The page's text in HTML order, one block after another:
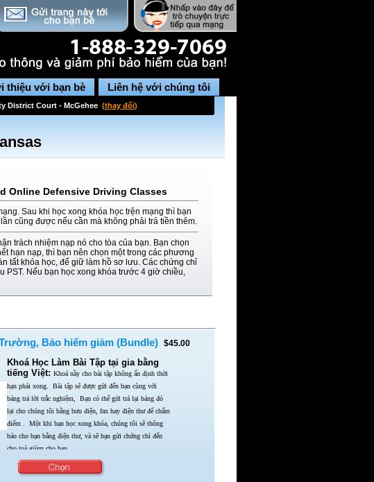
thiệu với bạn bè Liên hệ với chúng tôi
District Court - McGehee (thay đổi)
Online Defensive Driving Classes
Sau khi học xong khóa học trện mạng thì bạn
cũng được nếu cần mà không phải trả tiền thêm.
trách nhiệm nạp nó cho tòa của bạn. Bạn chọn
hạn nạp, thì bạn nên chọn một trong các phương
tất khóa học, để giữ làm hồ sơ lưu. Các chứng chỉ
Nếu bạn học xong khóa trước 4 giờ chiều,
Bảo hiểm giảm (Bundle) $45.00
Khoá Học Làm Bài Tập tại gia bằng
tiếng Việt: Khoá nầy cho bài tập không ấn định thời
hạn phải xong. Bài tập sẽ được gửi đến bạn cùng với
bảng trả lời trắc nghiệm, Bạn có thể gửi trả lại bảng đó
lại cho chúng tôi bằng bưu điện, fax hay điện thư để chấm
điểm . Một khi bạn học xong khóa, chúng tôi sẽ thông
báo cho bạn bằng điện thư, và sẽ bạn gửi chứng chỉ đến
cho toà giùm cho bạn.